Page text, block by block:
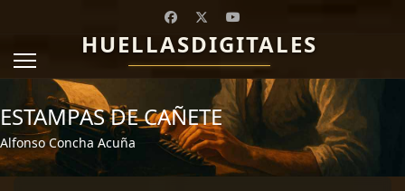
HUELLASDIGITALES
ESTAMPAS DE CAÑETE
Alfonso Concha Acuña